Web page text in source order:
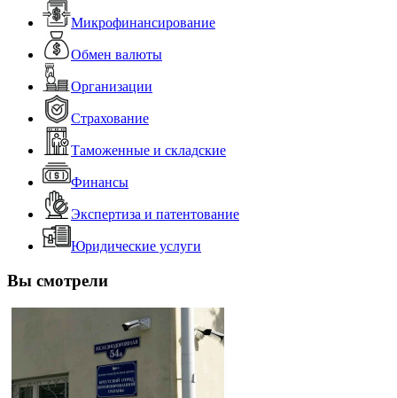
Микрофинансирование
Обмен валюты
Организации
Страхование
Таможенные и складские
Финансы
Экспертиза и патентование
Юридические услуги
Вы смотрели